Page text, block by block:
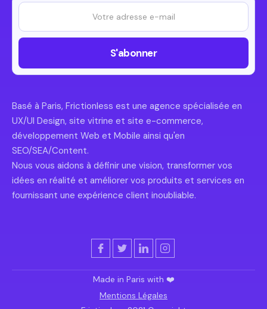
Basé à Paris, Frictionless est une agence spécialisée en
UX/UI Design, site vitrine et site e-commerce,
développement Web et Mobile ainsi qu'en
SEO/SEA/Content.
Nous vous aidons à définir une vision, transformer vos
idées en réalité et améliorer vos produits et services en
fournissant une expérience client inoubliable.
Made in Paris with ❤️
Mentions Légales